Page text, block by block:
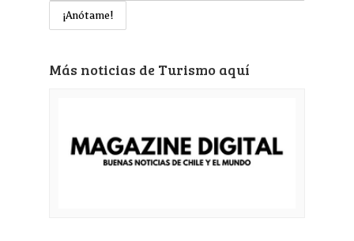
Más noticias de Turismo aquí